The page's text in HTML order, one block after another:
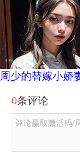
周少的替嫁小娇
0条评论
评论赢取激活码/